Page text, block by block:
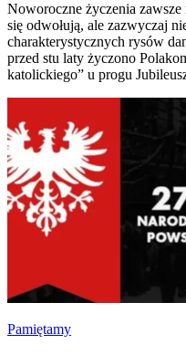
Noworoczne życzenia zawsze
się odwołują, ale zazwyczaj
charakterystycznych rysów
przed stu laty życzono
katolickiego” u progu
Pamiętamy